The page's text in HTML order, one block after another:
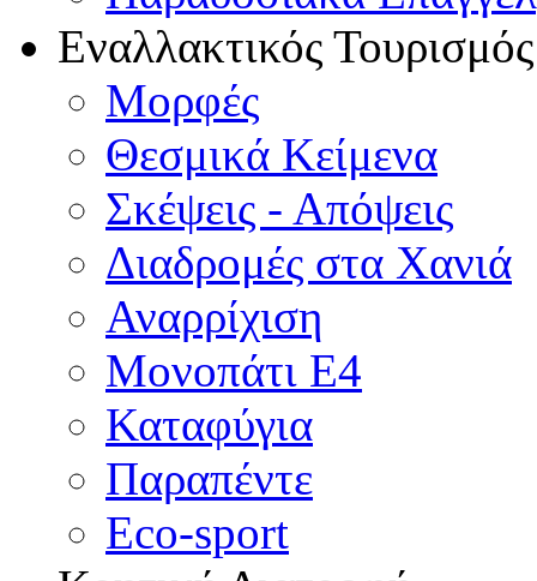
Εναλλακτικός Τουρισμός
Μορφές
Θεσμικά Κείμενα
Σκέψεις - Απόψεις
Διαδρομές στα Χανιά
Αναρρίχιση
Μονοπάτι Ε4
Καταφύγια
Παραπέντε
Eco-sport